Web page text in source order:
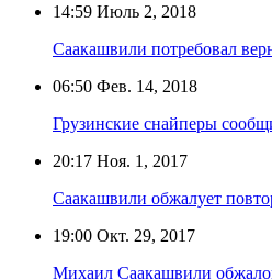
14:59 Июль 2, 2018
Саакашвили потребовал
06:50 Фев. 14, 2018
Грузинские снайперы
20:17 Ноя. 1, 2017
Саакашвили обжалует
19:00 Окт. 29, 2017
Михаил Саакашвили